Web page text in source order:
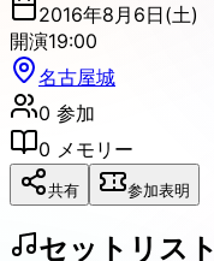
2016年8月6日(土)
開演19:00
名古屋城
0 参加
0 メモリー
共有 参加表明
セットリスト